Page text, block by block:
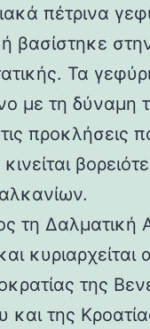
πέτρινα
βασίστηκε
Τα
με τη δύναμη
προκλήσεις
τη Δαλματική
της
και της